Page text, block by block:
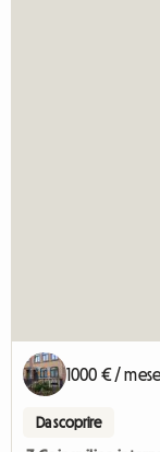
1000 € / mese
Da scoprire